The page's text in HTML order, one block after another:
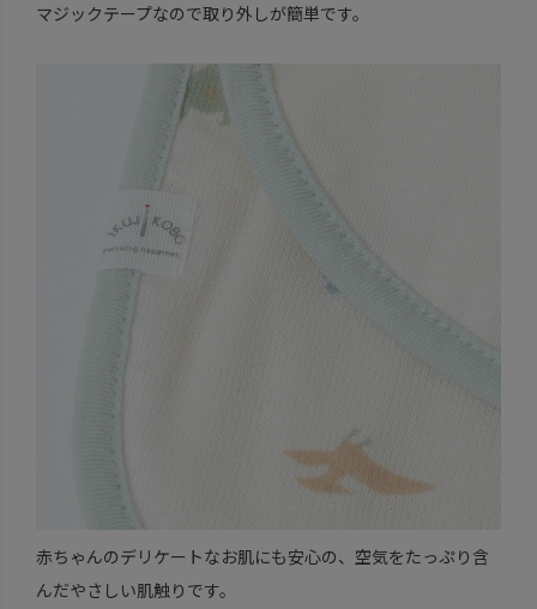
マジックテープなので取り外しが簡単です。
赤ちゃんのデリケートなお肌にも安心の、空気をたっぷり含
んだやさしい肌触りです。